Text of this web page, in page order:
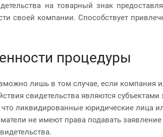
на товарный знак
своей компании. Способствует
процедуры
лишь в том случае, если компания
свидетельства являются субъектами
что ликвидированные юридические лица
не имеют права подавать заявление